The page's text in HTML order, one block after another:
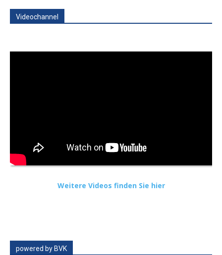
Videochannel
Weitere Videos finden Sie hier
powered by BVK